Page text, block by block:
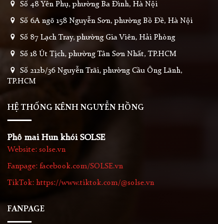
Số 48 Yên Phụ, phường Ba Đình, Hà Nội
Số 6A ngõ 158 Nguyễn Sơn, phường Bồ Đề, Hà Nội
Số 87 Lạch Tray, phường Gia Viên, Hải Phòng
Số 18 Út Tịch, phường Tân Sơn Nhất, TP.HCM
Số 212b/36 Nguyễn Trãi, phường Cầu Ông Lãnh,
TP.HCM
HỆ THỐNG KÊNH NGUYỄN HỒNG
Phô mai Hun khói SOLSE
Website: solse.vn
Fanpage: facebook.com/SOLSE.vn
TikTok: https://www.tiktok.com/@solse.vn
FANPAGE